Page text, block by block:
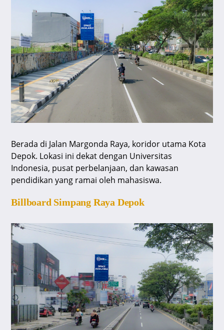
Berada di Jalan Margonda Raya, koridor utama Kota
Depok. Lokasi ini dekat dengan Universitas
Indonesia, pusat perbelanjaan, dan kawasan
pendidikan yang ramai oleh mahasiswa.
Billboard Simpang Raya Depok